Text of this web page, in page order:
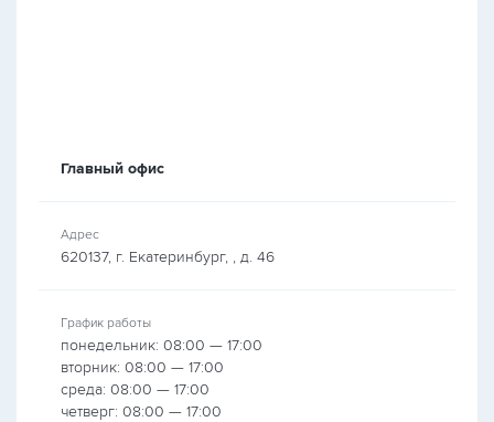
Главный офис
Адрес
620137, г. Екатеринбург, , д. 46
График работы
понедельник: 08:00 — 17:00
вторник: 08:00 — 17:00
среда: 08:00 — 17:00
четверг: 08:00 — 17:00